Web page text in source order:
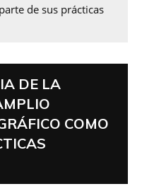
de sus prácticas
DE LA
COMO